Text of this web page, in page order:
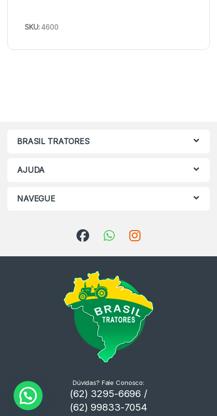
SKU:4600
BRASIL TRATORES
AJUDA
NAVEGUE
Dúvidas? Fale Conosco:
(62) 3295-6696 /
(62) 99833-7054